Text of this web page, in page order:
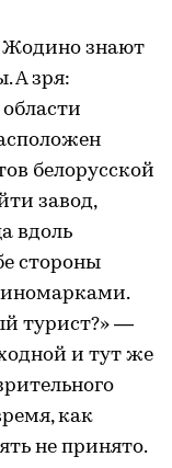
Жодино знают
А зря:
белорусской
завод,
вдоль
стороны
иномарками.
турист?» —
и тут же
как
не принято.